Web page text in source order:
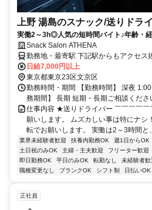
上野 湯島のスナック/送りドラ
実働2～3h◎人気の短時間バイト♪年齢・
Snack Salon ATHENA
勤務地・最寄駅 下記駅からもアクセス抜群 ☆JR山手線 御徒町
原・神田・東京・有楽町・新橋・池袋
里 ☆JR総武線・中央線 浅草橋・両国・錦糸町・亀戸・新小岩・小
岩・御茶ノ水・水道橋・飯田橋・市ヶ谷・四
代田線 根津・千駄木・町屋・北千住・
手町 ☆その他 上野広小路・浅草・本郷三丁目・春日・牛込神楽坂・
後楽園・神保町・九段下・蔵前
日給7,000円以上
東京都東京23区文京区
勤務時間・期間 【勤務時間】 深夜
務期間】 長期 短期・長期ご相談くださ
仕事内容 ★送りドライバー ￣￣￣￣￣
願いします。 ムズカしい事は特にナ
転でお願いします。 実働は2～3時間と
業界未経験者歓迎 扶養内勤務OK 週1日からOK
土日祝のみOK
主婦・主夫歓迎 フリーター歓迎
即日勤務OK
平日のみOK 転勤なし 未経験者歓
職種変更なし
ブランクOK シフト制 日払いOK
正社員